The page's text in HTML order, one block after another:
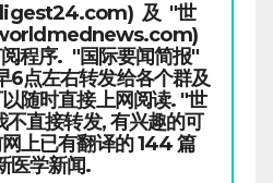
及 "世
程序. "国际要闻简报"
6点左右转发给各个群及
随时直接上网阅读. "世
不直接转发, 有兴趣的可
上已有翻译的 144 篇
医学新闻.